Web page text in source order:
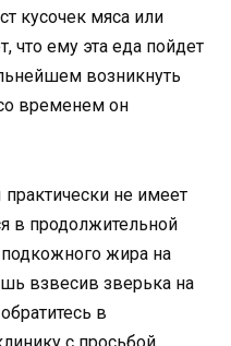
кусочек мяса или
что ему эта еда пойдет
возникнуть
временем он
не имеет
в продолжительной
жира на
взвесив зверька на
в
с просьбой